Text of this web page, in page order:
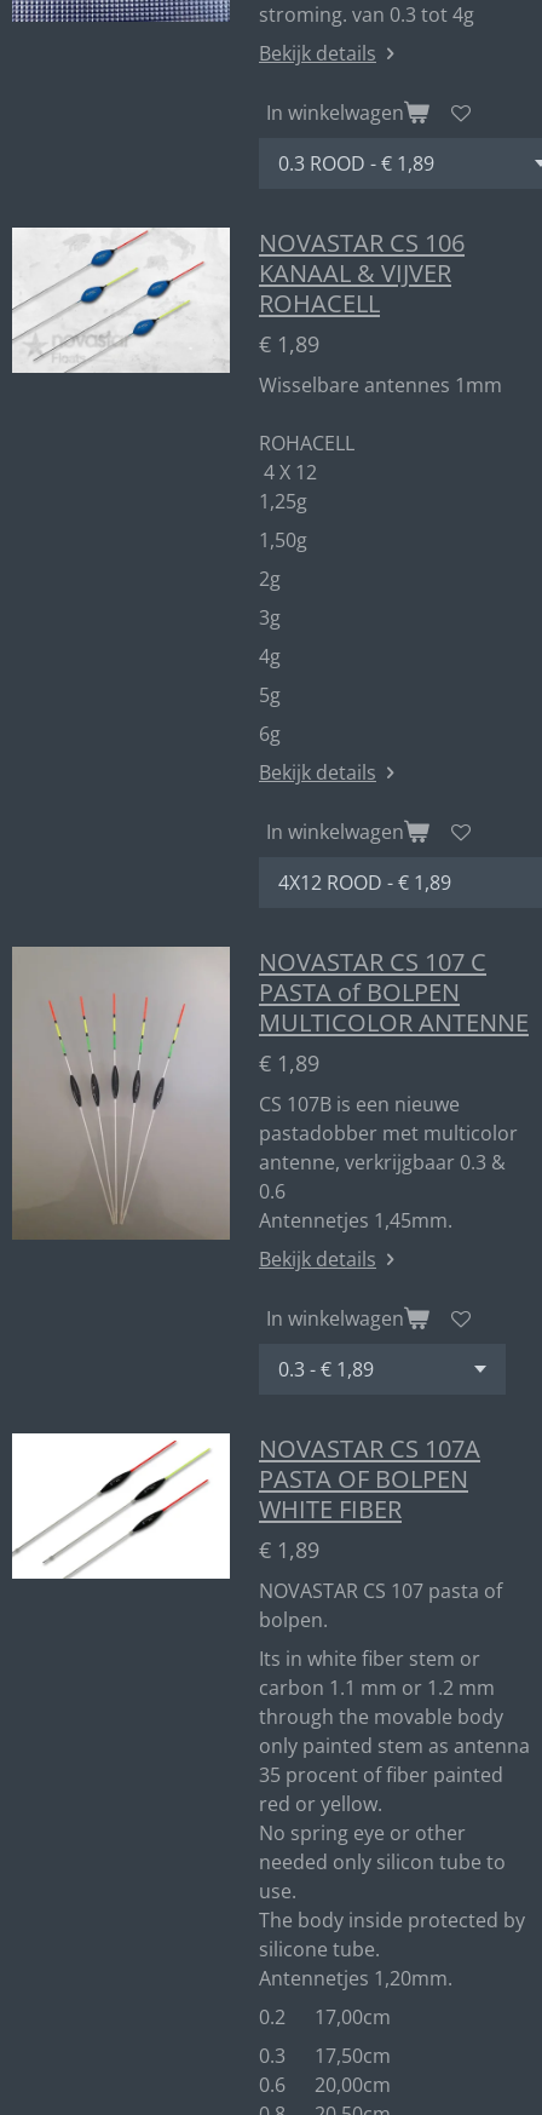
stroming. van 0.3 tot 4g
Bekijk details
In winkelwagen
NOVASTAR CS 106
KANAAL & VIJVER
ROHACELL
€ 1,89
Wisselbare antennes 1mm
ROHACELL
4 X 12
1,25g
1,50g
2g
3g
4g
5g
6g
Bekijk details
In winkelwagen
NOVASTAR CS 107 C
PASTA of BOLPEN
MULTICOLOR ANTENNE
€ 1,89
CS 107B is een nieuwe
pastadobber met multicolor
antenne, verkrijgbaar 0.3 &
0.6
Antennetjes 1,45mm.
Bekijk details
In winkelwagen
NOVASTAR CS 107A
PASTA OF BOLPEN
WHITE FIBER
€ 1,89
NOVASTAR CS 107 pasta of
bolpen.
Its in white fiber stem or
carbon 1.1 mm or 1.2 mm
through the movable body
only painted stem as antenna
35 procent of fiber painted
red or yellow.
No spring eye or other
needed only silicon tube to
use.
The body inside protected by
silicone tube.
Antennetjes 1,20mm.
0.2 17,00cm
0.3 17,50cm
0.6 20,00cm